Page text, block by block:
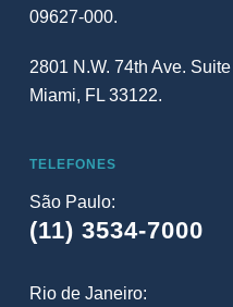
09627-000.
2801 N.W. 74th Ave. Suite
Miami, FL 33122.
TELEFONES
São Paulo:
(11) 3534-7000
Rio de Janeiro: